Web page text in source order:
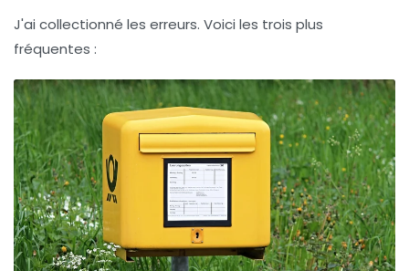
J'ai collectionné les erreurs. Voici les trois plus
fréquentes :